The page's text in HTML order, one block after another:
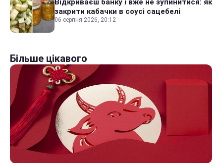
Відкриваєш банку і вже не зупинитися: як
закрити кабачки в соусі сацебелі
06 серпня 2026, 20:12
Більше цікавого